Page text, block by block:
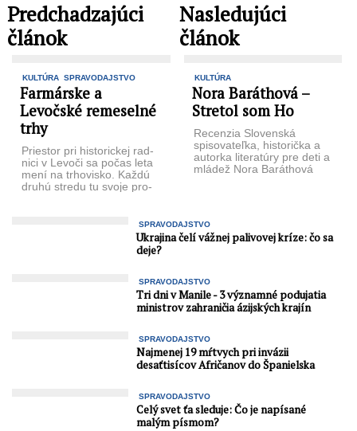
Predchadzajúci
článok
KULTÚRA SPRAVODAJSTVO
Farmárske a
Levočské remeselné
trhy
Priestor pri historickej rad­
nici v Levoči sa počas leta
mení na trhovisko. Každú
druhú stredu tu svoje pro­
Nasledujúci
článok
KULTÚRA
Nora Baráthová –
Stretol som Ho
Recenzia Slovenská
spisovateľka, historička a
autorka litera­túry pre deti a
mládež Nora Baráthová
SPRAVODAJSTVO
Ukrajina čelí vážnej palivovej kríze: čo sa
deje?
SPRAVODAJSTVO
Tri dni v Manile - 3 významné podujatia
ministrov zahraničia ázijských krajín
SPRAVODAJSTVO
Najmenej 19 mŕtvych pri invázii
desaťtisícov Afričanov do Španielska
SPRAVODAJSTVO
Celý svet ťa sleduje: Čo je napísané
malým písmom?